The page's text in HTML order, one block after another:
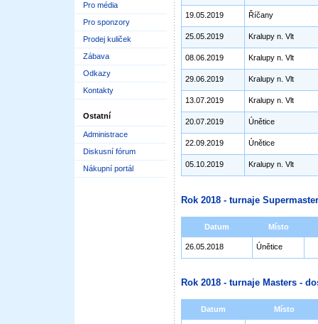
Pro média
Pro sponzory
Prodej kuliček
Zábava
Odkazy
Kontakty
Ostatní
Administrace
Diskusní fórum
Nákupní portál
19.05.2019 Říčany
25.05.2019 Kralupy n. Vlt
08.06.2019 Kralupy n. Vlt
29.06.2019 Kralupy n. Vlt
13.07.2019 Kralupy n. Vlt
20.07.2019 Únětice
22.09.2019 Únětice
05.10.2019 Kralupy n. Vlt
Rok 2018 - turnaje
Datum Místo
26.05.2018 Únětice
Rok 2018 - turnaje Masters -
Datum Místo